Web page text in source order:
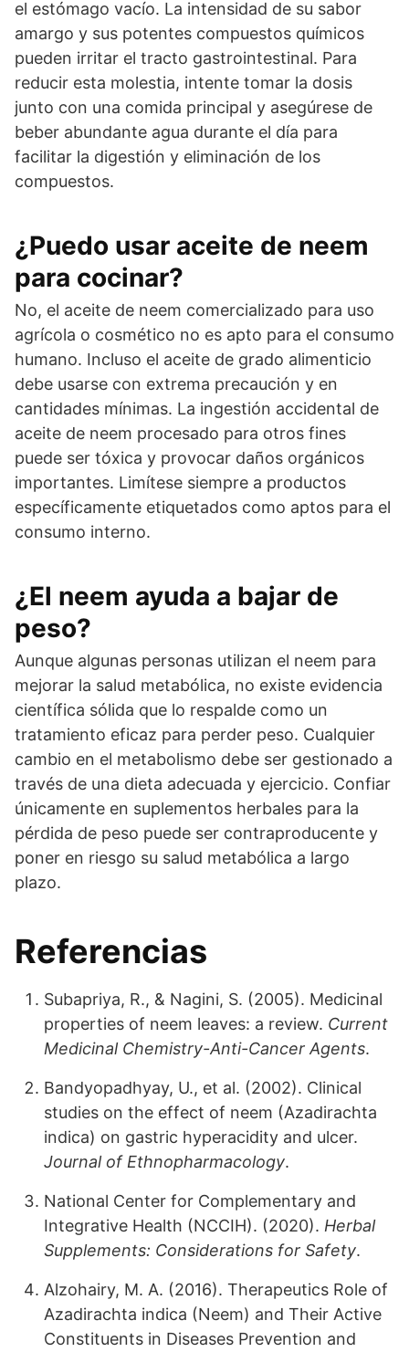
el estómago vacío. La intensidad de su sabor
amargo y sus potentes compuestos químicos
pueden irritar el tracto gastrointestinal. Para
reducir esta molestia, intente tomar la dosis
junto con una comida principal y asegúrese de
beber abundante agua durante el día para
facilitar la digestión y eliminación de los
compuestos.
¿Puedo usar aceite de neem
para cocinar?
No, el aceite de neem comercializado para uso
agrícola o cosmético no es apto para el consumo
humano. Incluso el aceite de grado alimenticio
debe usarse con extrema precaución y en
cantidades mínimas. La ingestión accidental de
aceite de neem procesado para otros fines
puede ser tóxica y provocar daños orgánicos
importantes. Limítese siempre a productos
específicamente etiquetados como aptos para el
consumo interno.
¿El neem ayuda a bajar de
peso?
Aunque algunas personas utilizan el neem para
mejorar la salud metabólica, no existe evidencia
científica sólida que lo respalde como un
tratamiento eficaz para perder peso. Cualquier
cambio en el metabolismo debe ser gestionado a
través de una dieta adecuada y ejercicio. Confiar
únicamente en suplementos herbales para la
pérdida de peso puede ser contraproducente y
poner en riesgo su salud metabólica a largo
plazo.
Referencias
Subapriya, R., & Nagini, S. (2005). Medicinal
properties of neem leaves: a review. Current
Medicinal Chemistry-Anti-Cancer Agents.
Bandyopadhyay, U., et al. (2002). Clinical
studies on the effect of neem (Azadirachta
indica) on gastric hyperacidity and ulcer.
Journal of Ethnopharmacology.
National Center for Complementary and
Integrative Health (NCCIH). (2020). Herbal
Supplements: Considerations for Safety.
Alzohairy, M. A. (2016). Therapeutics Role of
Azadirachta indica (Neem) and Their Active
Constituents in Diseases Prevention and